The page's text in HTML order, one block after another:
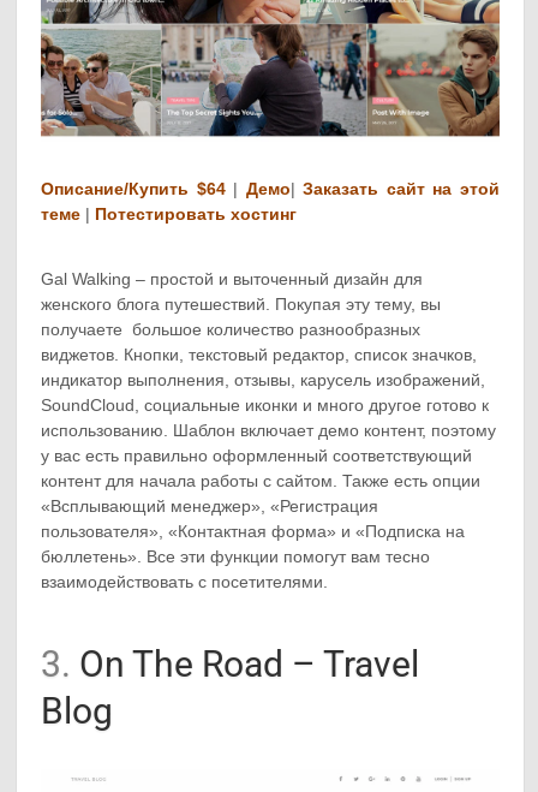
Описание/Купить $64| Демо|Заказать сайт на этой
теме | Потестировать хостинг
Gal Walking – простой и выточенный дизайн для
женского блога путешествий. Покупая эту тему, вы
получаете большое количество разнообразных
виджетов. Кнопки, текстовый редактор, список значков,
индикатор выполнения, отзывы, карусель изображений,
SoundCloud, социальные иконки и много другое готово к
использованию. Шаблон включает демо контент, поэтому
у вас есть правильно оформленный соответствующий
контент для начала работы с сайтом. Также есть опции
«Всплывающий менеджер», «Регистрация
пользователя», «Контактная форма» и «Подписка на
бюллетень». Все эти функции помогут вам тесно
взаимодействовать с посетителями.
3. On The Road – Travel
Blog